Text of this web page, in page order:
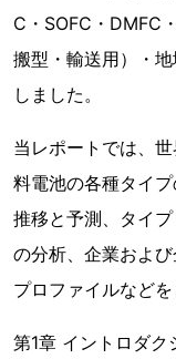
C・SOFC・DMFC
搬型・輸送用）・
しました。
当レポートでは、
料電池の各種タイ
推移と予測、タイ
の分析、企業およ
プロファイルなどを
第1章 イントロダク